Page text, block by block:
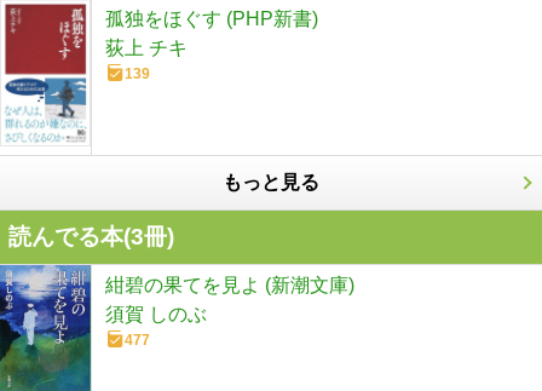
孤独をほぐす (PHP新書)
荻上 チキ
139
もっと見る
読んでる本(3冊)
紺碧の果てを見よ (新潮文庫)
須賀 しのぶ
477